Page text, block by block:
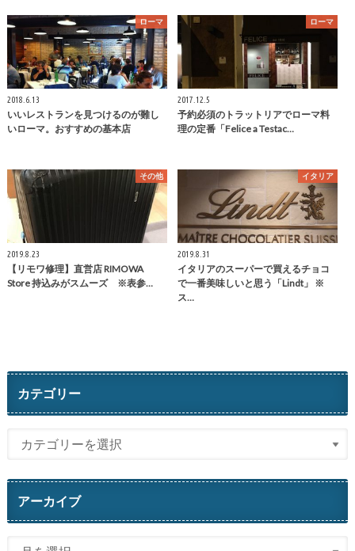
ローマ
2018.6.13
いいレストランを見つけるのが難し
いローマ。おすすめの基本店
ローマ
2017.12.5
予約必須のトラットリアでローマ料
理の定番「Felice a Testac…
その他
2019.8.23
【リモワ修理】直営店 RIMOWA
Store 持込みがスムーズ ※表参…
イタリア
2019.8.31
イタリアのスーパーで買えるチョコ
で一番美味しいと思う「Lindt」 ※
ス…
カテゴリー
アーカイブ